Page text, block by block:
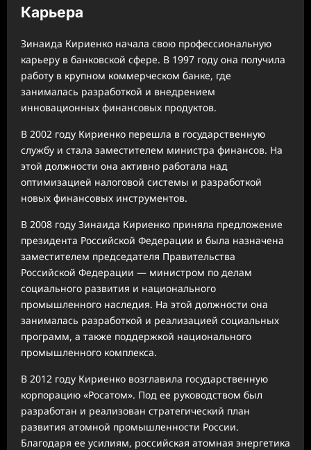
Карьера
Зинаида Кириенко начала свою профессиональную
карьеру в банковской сфере. В 1997 году она получила
работу в крупном коммерческом банке, где
занималась разработкой и внедрением
инновационных финансовых продуктов.
В 2002 году Кириенко перешла в государственную
службу и стала заместителем министра финансов. На
этой должности она активно работала над
оптимизацией налоговой системы и разработкой
новых финансовых инструментов.
В 2008 году Зинаида Кириенко приняла предложение
президента Российской Федерации и была назначена
заместителем председателя Правительства
Российской Федерации — министром по делам
социального развития и национального
промышленного наследия. На этой должности она
занималась разработкой и реализацией социальных
программ, а также поддержкой национального
промышленного комплекса.
В 2012 году Кириенко возглавила государственную
корпорацию «Росатом». Под ее руководством был
разработан и реализован стратегический план
развития атомной промышленности России.
Благодаря ее усилиям, российская атомная энергетика